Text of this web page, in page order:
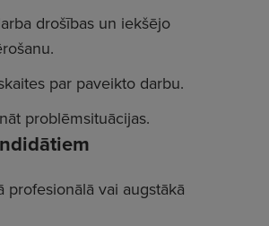
drošības un iekšējo
par paveikto darbu.
problēmsituācijas.
profesionālā vai augstākā